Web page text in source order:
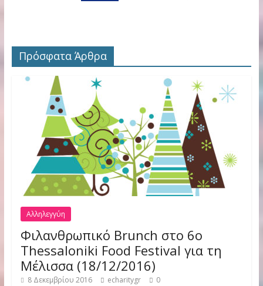
Πρόσφατα Άρθρα
Αλληλεγγύη
Φιλανθρωπικό Brunch στο 6o
Thessaloniki Food Festival για τη
Μέλισσα (18/12/2016)
8 Δεκεμβρίου 2016 echaritygr 0